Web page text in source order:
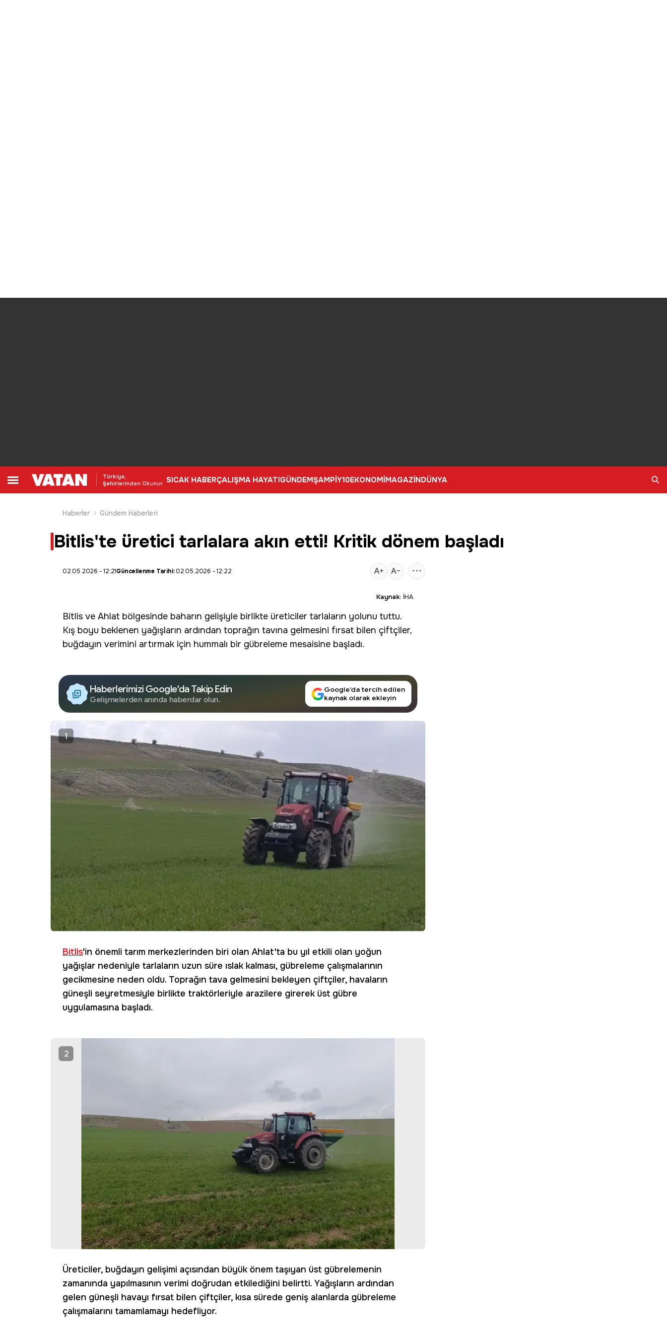
Türkiye,
Şehirlerinden Okunur SICAK HABERÇALIŞMA HAYATIGÜNDEMŞAMPİY10EKONOMİMAGAZİNDÜNYA
Haberler
Gündem Haberleri
Bitlis'te üretici tarlalara akın etti! Kritik dönem başladı
02.05.2026 - 12:21Güncellenme Tarihi:02.05.2026 - 12:22
Kaynak: İHA
Bitlis ve Ahlat bölgesinde baharın gelişiyle birlikte üreticiler tarlaların yolunu tuttu.
Kış boyu beklenen yağışların ardından toprağın tavına gelmesini fırsat bilen çiftçiler,
buğdayın verimini artırmak için hummalı bir gübreleme mesaisine başladı.
Haberlerimizi Google'da Takip Edin
Gelişmelerden anında haberdar olun.
Google’da tercih edilen
kaynak olarak ekleyin
1
Bitlis'in önemli tarım merkezlerinden biri olan Ahlat'ta bu yıl etkili olan yoğun
yağışlar nedeniyle tarlaların uzun süre ıslak kalması, gübreleme çalışmalarının
gecikmesine neden oldu. Toprağın tava gelmesini bekleyen çiftçiler, havaların
güneşli seyretmesiyle birlikte traktörleriyle arazilere girerek üst gübre
uygulamasına başladı.
2
Üreticiler, buğdayın gelişimi açısından büyük önem taşıyan üst gübrelemenin
zamanında yapılmasının verimi doğrudan etkilediğini belirtti. Yağışların ardından
gelen güneşli havayı fırsat bilen çiftçiler, kısa sürede geniş alanlarda gübreleme
çalışmalarını tamamlamayı hedefliyor.